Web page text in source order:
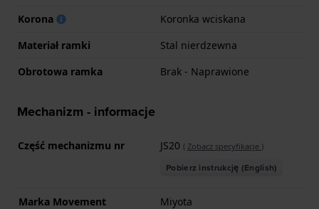
Korona
Koronka wciskana
Materiał ramki
Stal nierdzewna
Obrotowa ramka
Brak - Naprawione
Mechanizm - informacje
Część mechanizmu nr JS20 ( Zobacz specyfikacje )
Pobierz instrukcję (English)
Marka Movement
Miyota